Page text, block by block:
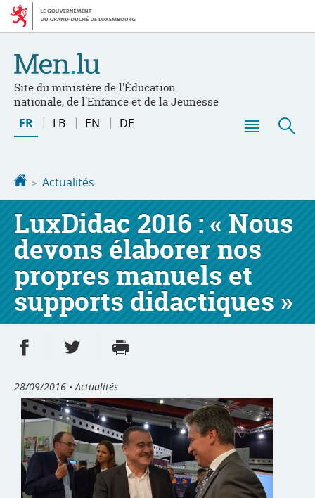
Aller
navigation
Aller
au
Site du ministère de l'Éducation
nationale, de l'Enfance et de la Jeunesse
Changer
de
FR LB EN DE
Accueil
Actualités
LuxDidac 2016 : « Nous
devons élaborer nos
propres manuels et
supports didactiques »
Partager sur Facebook
Partager sur Twitter
28/09/2016 • Actualités